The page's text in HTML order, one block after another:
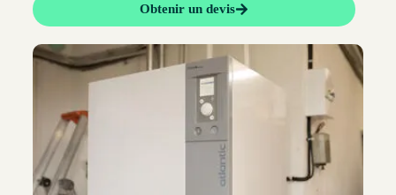
Obtenir un devis